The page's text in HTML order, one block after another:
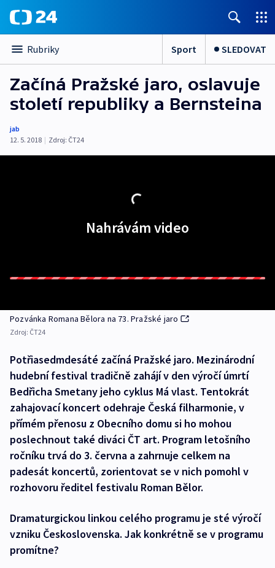
Rubriky Sport SLEDOVAT
Začíná Pražské jaro, oslavuje
století republiky a Bernsteina
jab
12. 5. 2018 | Zdroj: ČT24
Nahrávám video
Pozvánka Romana Bělora na 73. Pražské jaro
Zdroj: ČT24
Potřiasedmdesáté začíná Pražské jaro. Mezinárodní
hudební festival tradičně zahájí v den výročí úmrtí
Bedřicha Smetany jeho cyklus Má vlast. Tentokrát
zahajovací koncert odehraje Česká filharmonie, v
přímém přenosu z Obecního domu si ho mohou
poslechnout také diváci ČT art. Program letošního
ročníku trvá do 3. června a zahrnuje celkem na
padesát koncertů, zorientovat se v nich pomohl v
rozhovoru ředitel festivalu Roman Bělor.
Dramaturgickou linkou celého programu je sté výročí
vzniku Československa. Jak konkrétně se v programu
promítne?